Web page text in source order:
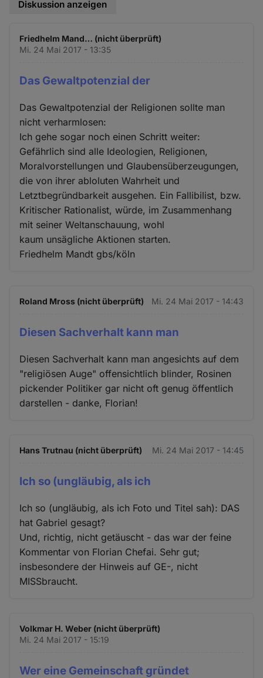
Diskussion anzeigen
Friedhelm Mand… (nicht überprüft)
Mi. 24 Mai 2017 - 13:35
Das Gewaltpotenzial der
Das Gewaltpotenzial der Religionen sollte man
nicht verharmlosen:
Ich gehe sogar noch einen Schritt weiter:
Gefährlich sind alle Ideologien, Religionen,
Moralvorstellungen und Glaubensüberzeugungen,
die von ihrer abloluten Wahrheit und
Letztbegründbarkeit ausgehen. Ein Fallibilist, bzw.
Kritischer Rationalist, würde, im Zusammenhang
mit seiner Weltanschauung, wohl
kaum unsägliche Aktionen starten.
Friedhelm Mandt gbs/köln
Roland Mross (nicht überprüft) Mi. 24 Mai 2017 - 14:43
Diesen Sachverhalt kann man
Diesen Sachverhalt kann man angesichts auf dem
"religiösen Auge" offensichtlich blinder, Rosinen
pickender Politiker gar nicht oft genug öffentlich
darstellen - danke, Florian!
Hans Trutnau (nicht überprüft) Mi. 24 Mai 2017 - 14:45
Ich so (ungläubig, als ich
Ich so (ungläubig, als ich Foto und Titel sah): DAS
hat Gabriel gesagt?
Und, richtig, nicht getäuscht - das war der feine
Kommentar von Florian Chefai. Sehr gut;
insbesondere der Hinweis auf GE-, nicht
MISSbraucht.
Volkmar H. Weber (nicht überprüft)
Mi. 24 Mai 2017 - 15:19
Wer eine Gemeinschaft gründet